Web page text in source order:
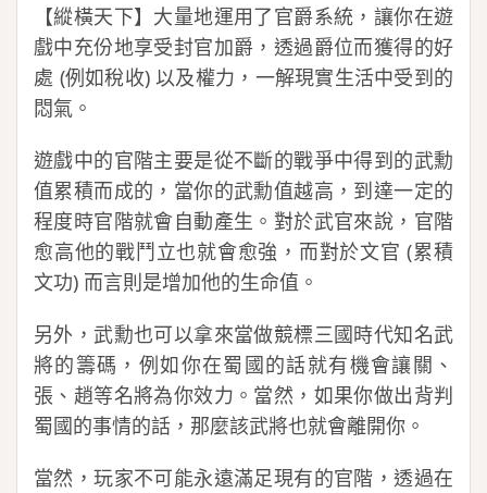
【縱橫天下】大量地運用了官爵系統，讓你在遊
戲中充份地享受封官加爵，透過爵位而獲得的好
處 (例如稅收) 以及權力，一解現實生活中受到的
悶氣。
遊戲中的官階主要是從不斷的戰爭中得到的武勳
值累積而成的，當你的武勳值越高，到達一定的
程度時官階就會自動產生。對於武官來說，官階
愈高他的戰鬥立也就會愈強，而對於文官 (累積
文功) 而言則是增加他的生命值。
另外，武勳也可以拿來當做競標三國時代知名武
將的籌碼，例如你在蜀國的話就有機會讓關、
張、趙等名將為你效力。當然，如果你做出背判
蜀國的事情的話，那麼該武將也就會離開你。
當然，玩家不可能永遠滿足現有的官階，透過在